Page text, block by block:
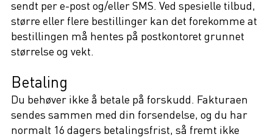
sendt per e-post og/eller SMS. Ved spesielle tilbud,
større eller flere bestillinger kan det forekomme at
bestillingen må hentes på postkontoret grunnet
størrelse og vekt.
Betaling
Du behøver ikke å betale på forskudd. Fakturaen
sendes sammen med din forsendelse, og du har
normalt 16 dagers betalingsfrist, så fremt ikke